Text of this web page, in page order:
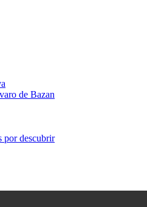
de Bazan
por descubrir